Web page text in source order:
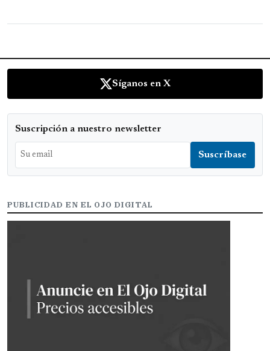
Síganos en X
Suscripción a nuestro newsletter
PUBLICIDAD EN EL OJO DIGITAL